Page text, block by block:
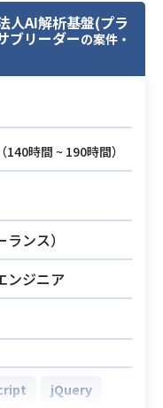
，Git，Slack,
)
AI解析基盤(プラ
ブリーダーの案件・
（140時間 ~ 190時間）
ンス）
ンジニア
jQuery